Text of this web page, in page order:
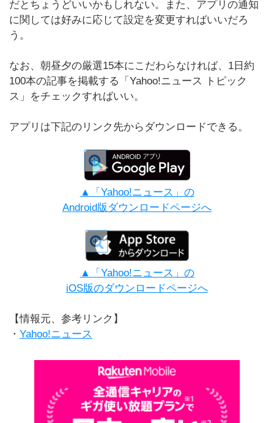
だとちょうどいいかもしれない。また、アプリの通知
に関しては好みに応じて設定を変更すればいいだろ
う。
なお、朝昼夕の厳選15本にこだわらなければ、1日約
100本の記事を掲載する「Yahoo!ニュース トピック
ス」をチェックすればいい。
アプリは下記のリンク先からダウンロードできる。
▲「Yahoo!ニュース」の
Android版ダウンロードページへ
▲「Yahoo!ニュース」の
iOS版のダウンロードページへ
【情報元、参考リンク】
・ Yahoo!ニュース